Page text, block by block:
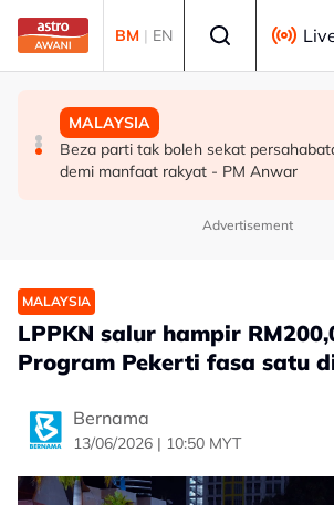
Skip to main content
BM | EN
MALAYSIA
Pengacara, ahli perniagaan ditahan
audio siar sentuh isu sensitiviti agama
DUNIA
PM Thailand arah undang-undang
selepas insiden tembakan di sekolah
MALAYSIA
Beza parti tak boleh sekat
demi manfaat rakyat - PM Anwar
Advertisement
MALAYSIA
LPPKN salur hampir
Program Pekerti fasa satu
Bernama
13/06/2026 | 10:50 MYT